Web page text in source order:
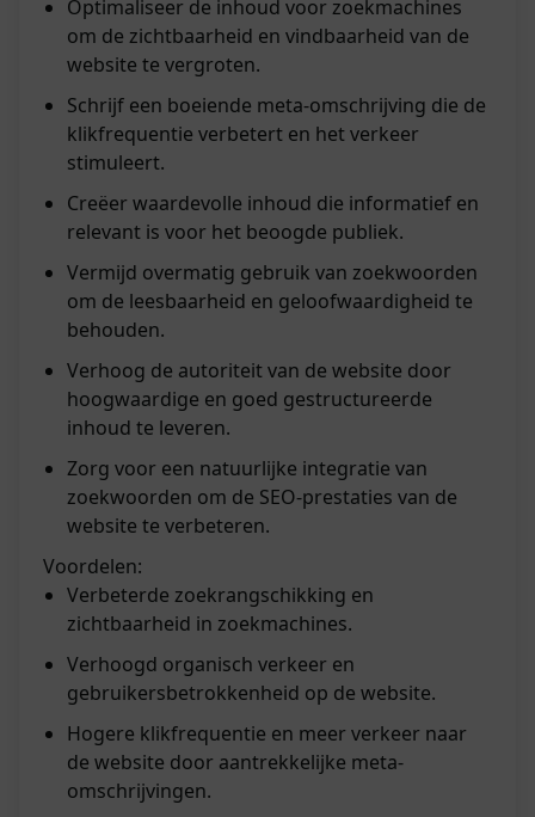
Optimaliseer de inhoud voor zoekmachines
om de zichtbaarheid en vindbaarheid van de
website te vergroten.
Schrijf een boeiende meta-omschrijving die de
klikfrequentie verbetert en het verkeer
stimuleert.
Creëer waardevolle inhoud die informatief en
relevant is voor het beoogde publiek.
Vermijd overmatig gebruik van zoekwoorden
om de leesbaarheid en geloofwaardigheid te
behouden.
Verhoog de autoriteit van de website door
hoogwaardige en goed gestructureerde
inhoud te leveren.
Zorg voor een natuurlijke integratie van
zoekwoorden om de SEO-prestaties van de
website te verbeteren.
Voordelen:
Verbeterde zoekrangschikking en
zichtbaarheid in zoekmachines.
Verhoogd organisch verkeer en
gebruikersbetrokkenheid op de website.
Hogere klikfrequentie en meer verkeer naar
de website door aantrekkelijke meta-
omschrijvingen.